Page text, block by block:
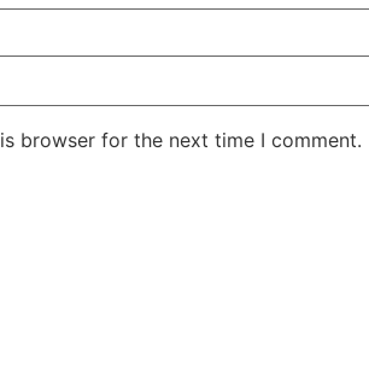
browser for the next time I comment.